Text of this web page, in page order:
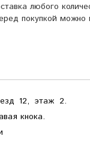
любого
покупкой можно
12, этаж 2.
кнока.